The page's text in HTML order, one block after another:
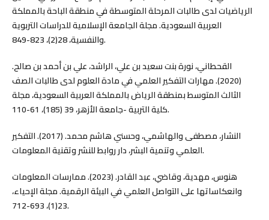
الرياضيات لدى طالبات المرحلة المتوسطة في منطقة الباحة بالمملكة
العربية السعودية. مجلة الجامعة الإسلامية للدراسات التربوية
والنفسية، 28(2)، 823-849.
القحطاني، نورة بنت سعيد بن علي، الراشد، علي بن أحمد بن صالح.
(2020). مهارات التفكير العلمي في مادة العلوم لدى طالبات الصف
الثالث المتوسط بمنطقة الرياض بالمملكة العربية السعودية، مجلة
كلية التربية -جامعة الأزهر، 39 (185)، 61-110.
النشار، مصطفى والهاشمي، وحسني هاشم محمد. (2017). التفكير
العلمي وتنمية البشر، دار روابط للنشر وتقنية المعلومات.
هنوس، مهدية، وقاضي، عبد القادر. (2023). ممارسات المعلومات
وانعكاساتها على التواصل العلمي في البيئة الرقمية. مجلة الإحياء،
23(1)، 693-712.